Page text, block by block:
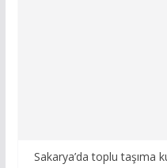
Sakarya’da toplu taşıma